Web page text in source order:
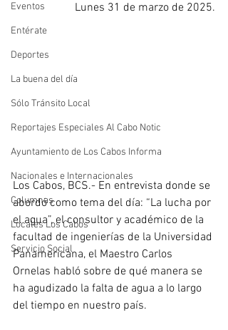
Eventos
Entérate
Deportes
La buena del día
Sólo Tránsito Local
Reportajes Especiales Al Cabo Notic
Ayuntamiento de Los Cabos Informa
Nacionales e Internacionales
Columnas
Locales Los Cabos
Servicio Social
Lunes 31 de marzo de 2025.
Los Cabos, BCS.- En entrevista donde se
abordó como tema del día: “La lucha por
el agua”, el consultor y académico de la
facultad de ingenierías de la Universidad
Panamericana, el Maestro Carlos
Ornelas habló sobre de qué manera se
ha agudizado la falta de agua a lo largo
del tiempo en nuestro país.